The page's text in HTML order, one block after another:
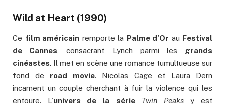
Wild at Heart (1990)
Ce film américain remporte la Palme d’Or au Festival
de Cannes , consacrant Lynch parmi les
grands
cinéastes. Il met en scène une romance tumultueuse sur
fond de road movie. Nicolas Cage et Laura Dern
incarnent un couple cherchant à fuir la violence qui les
entoure. L’univers de la série Twin Peaksy est